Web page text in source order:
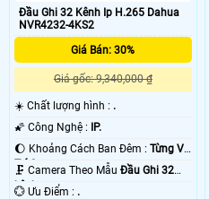
Đầu Ghi 32 Kênh Ip H.265 Dahua
NVR4232-4KS2
Giá Bán: 30%
Giá gốc: 9,340,000 ₫
☀️ Chất lượng hình : .
🌠 Công Nghệ : IP.
🌔 Khoảng Cách Ban Đêm : Từng Vị
Trí Camera .
🗜️ Camera Theo Mẫu Đầu Ghi 32
kênh.
️💮 Ưu Điểm : .